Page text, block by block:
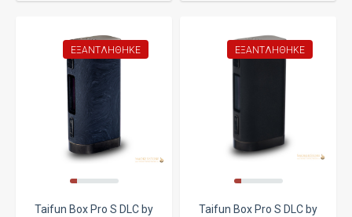
ΕΞΑΝΤΛΉΘΗΚΕ
Taifun Box Pro S DLC by
ΕΞΑΝΤΛΉΘΗΚΕ
Taifun Box Pro S DLC by